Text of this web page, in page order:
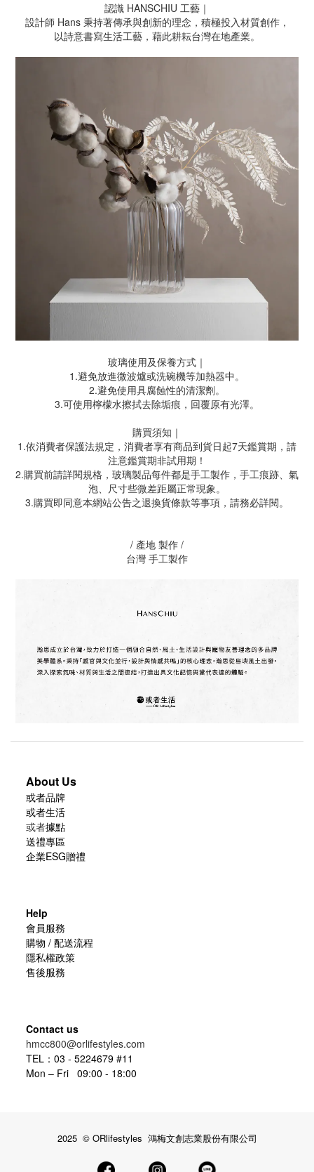
認識 HANSCHIU 工藝｜
設計師 Hans 秉持著傳承與創新的理念，積極投入材質創作，
以詩意書寫生活工藝，藉此耕耘台灣在地產業。
玻璃使用及保養方式｜
1.避免放進微波爐或洗碗機等加熱器中。
2.避免使用具腐蝕性的清潔劑。
3.可使用檸檬水擦拭去除垢痕，回覆原有光澤。
購買須知｜
1.依消費者保護法規定，消費者享有商品到貨日起7天鑑賞期，請
注意鑑賞期非試用期！
2.購買前請詳閱規格，玻璃製品每件都是手工製作，手工痕跡、氣
泡、尺寸些微差距屬正常現象。
3.購買即同意本網站公告之退換貨條款等事項，請務必詳閱。
/ 產地 製作 /
台灣 手工製作
About Us
或者品牌
或者生活
或者據點
送禮專區
企業ESG贈禮
Help
會員服務
購物 / 配送流程
隱私權政策
售後服務
Contact us
hmcc800@orlifestyles.com
TEL：03 - 5224679 #11
Mon – Fri 09:00 - 18:00
2025 © ORlifestyles 鴻梅文創志業股份有限公司